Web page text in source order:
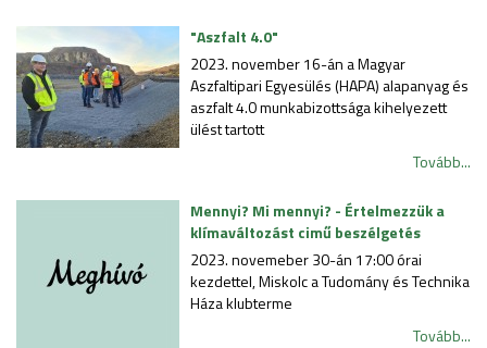
"Aszfalt 4.0"
2023. november 16-án a Magyar
Aszfaltipari Egyesülés (HAPA) alapanyag és
aszfalt 4.0 munkabizottsága kihelyezett
ülést tartott
Tovább...
Mennyi? Mi mennyi? - Értelmezzük a
klímaváltozást cimű beszélgetés
2023. novemeber 30-án 17:00 órai
kezdettel, Miskolc a Tudomány és Technika
Háza klubterme
Tovább...